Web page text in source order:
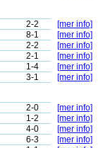
2-2
[mer info]
8-1
[mer info]
2-2
[mer info]
2-1
[mer info]
1-4
[mer info]
3-1 [mer info]
2-0
[mer info]
1-2
[mer info]
4-0
[mer info]
6-3
[mer info]